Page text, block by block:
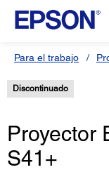
Para el trabajo
Discontinuado
Proyector
S41+